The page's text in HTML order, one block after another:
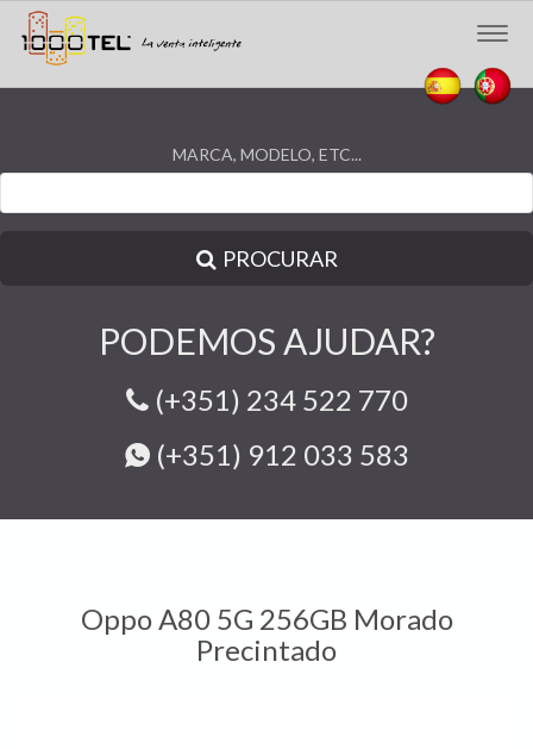
MARCA, MODELO, ETC...
PROCURAR
PODEMOS AJUDAR?
(+351) 234 522 770
(+351) 912 033 583
Oppo A80 5G 256GB Morado
Precintado